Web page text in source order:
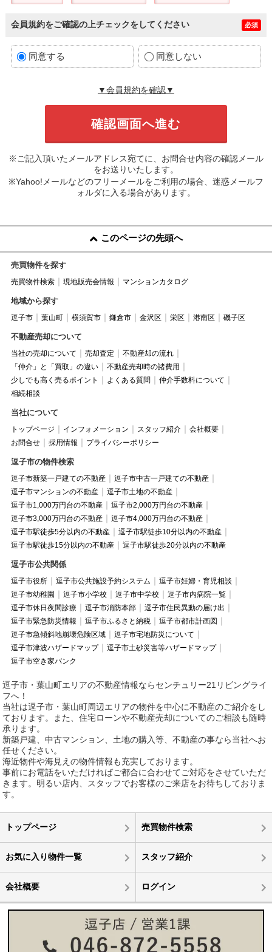
会員規約をご確認の上チェックをしてください 必須
同意する 同意しない
▼会員規約を確認▼
※ご記入頂いたメールアドレス宛てに、お問合せ内容の確認メール
をお送りいたします。
※Yahoo!メールなどのフリーメールをご利用の場合、迷惑メールフ
ォルダに入る場合があります。
このページの先頭へ
売買物件を探す
売買物件検索 現地販売会情報 マンションカタログ
地域から探す
逗子市 葉山町 横須賀市 鎌倉市 金沢区 栄区 港南区 磯子区
不動産売却について
当社の売却について 売却査定
不動産却の流れ
「仲介」と「買取」の違い
不動産売却時の諸費用
少しでも高く売るポイント
よくある質問
仲介手数料について
相続相談
当社について
トップページ インフォメーション スタッフ紹介
会社概要
お問合せ
採用情報 プライバシーポリシー
逗子市の物件検索
逗子市新築一戸建ての不動産
逗子市中古一戸建ての不動産
逗子市マンションの不動産
逗子市土地の不動産
逗子市1,000万円台の不動産
逗子市2,000万円台の不動産
逗子市3,000万円台の不動産
逗子市4,000万円台の不動産
逗子市駅徒歩5分以内の不動産
逗子市駅徒歩10分以内の不動産
逗子市駅徒歩15分以内の不動産
逗子市駅徒歩20分以内の不動産
逗子市公共関係
逗子市役所 逗子市公共施設予約システム
逗子市妊婦・育児相談
逗子市幼稚園
逗子市小学校 逗子市中学校
逗子市内病院一覧
逗子市休日夜間診療
逗子市消防本部
逗子市住民異動の届け出
逗子市緊急防災情報
逗子市ふるさと納税
逗子市都市計画図
逗子市急傾斜地崩壊危険区域
逗子市宅地防災について
逗子市津波ハザードマップ
逗子市土砂災害等ハザードマップ
逗子市空き家バンク
逗子市・葉山町エリアの不動産情報ならセンチュリー21リビングライ
フへ！
当社は逗子市・葉山町周辺エリアの物件を中心に不動産のご紹介をし
ております。また、住宅ローンや不動産売却についてのご相談も随時
承ります。
新築戸建、中古マンション、土地の購入等、不動産の事なら当社へお
任せください。
海近物件や海見えの物件情報も充実しております。
事前にお電話をいただければご都合に合わせてご対応をさせていただ
きます。明るい店内、スタッフでお客様のご来店をお待ちしておりま
す。
トップページ 売買物件検索
お気に入り物件一覧 スタッフ紹介
会社概要 ログイン